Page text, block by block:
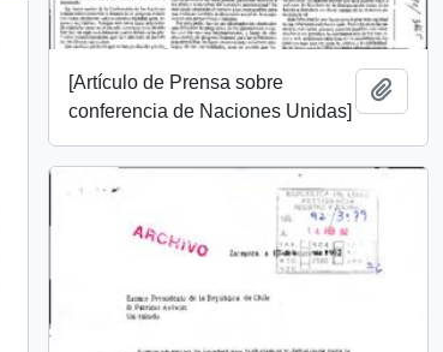
[Artículo de Prensa sobre
conferencia de Naciones Unidas]